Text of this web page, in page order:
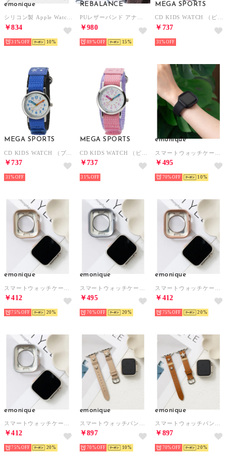
emonique
￥834
31% 10
REBALANCE
￥980
89% 15
MEGA SPORTS
￥737
31%
MEGA SPORTS
￥737
31%
MEGA SPORTS
￥737
31%
emonique
￥495
70% 10
emonique
￥412
75% 20
emonique
￥495
70% 20
emonique
￥412
75% 20
emonique
￥412
75% 20
emonique
￥897
70% 10
emonique
￥897
70% 20